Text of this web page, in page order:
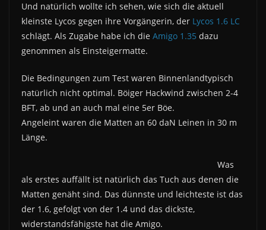
Und natürlich wollte ich sehen, wie sich die aktuell
kleinste Lycos gegen ihre Vorgängerin, der Lycos 1.6 LC
schlägt. Als Zugabe habe ich die Amigo 1.35 dazu
genommen als Einsteigermatte.
Die Bedingungen zum Test waren Binnenlandtypisch
natürlich nicht optimal. Böiger Hackwind zwischen 2-4
BFT, ab und an auch mal eine 5er Böe.
Angeleint waren die Matten an 60 daN Leinen in 30 m
Länge.
Was
als erstes auffällt ist natürlich das Tuch aus denen die
Matten genäht sind. Das dünnste und leichteste ist das
der 1.6, gefolgt von der 1.4 und das dickste,
widerstandsfähigste hat die Amigo.